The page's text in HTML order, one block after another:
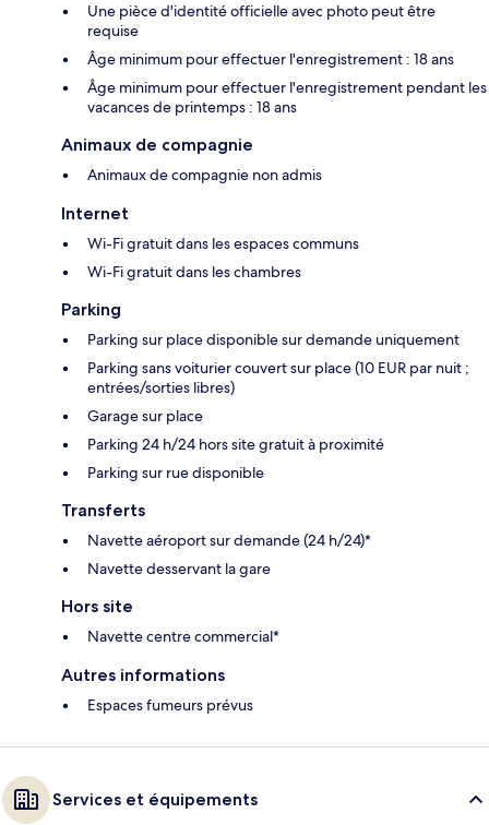
Une pièce d'identité officielle avec photo peut être
requise
Âge minimum pour effectuer l'enregistrement : 18 ans
Âge minimum pour effectuer l'enregistrement pendant les
vacances de printemps : 18 ans
Animaux de compagnie
Animaux de compagnie non admis
Internet
Wi-Fi gratuit dans les espaces communs
Wi-Fi gratuit dans les chambres
Parking
Parking sur place disponible sur demande uniquement
Parking sans voiturier couvert sur place (10 EUR par nuit ;
entrées/sorties libres)
Garage sur place
Parking 24 h/24 hors site gratuit à proximité
Parking sur rue disponible
Transferts
Navette aéroport sur demande (24 h/24)*
Navette desservant la gare
Hors site
Navette centre commercial*
Autres informations
Espaces fumeurs prévus
Services et équipements